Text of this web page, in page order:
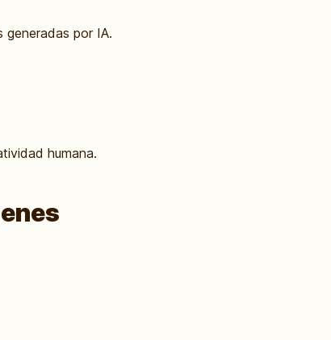
generadas por IA.
humana.